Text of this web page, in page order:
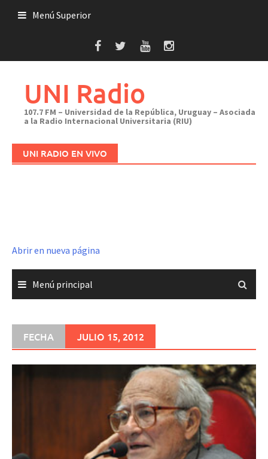
Menú Superior
UNI Radio
107.7 FM – Universidad de la República, Uruguay – Asociada
a la Radio Internacional Universitaria (RIU)
UNI RADIO EN VIVO
Abrir en nueva página
Menú principal
FECHA JULIO 15, 2012